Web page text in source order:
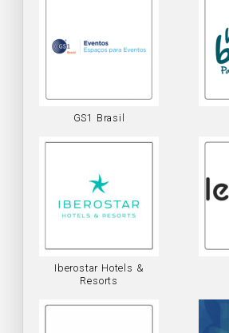
GS1 Brasil
Iberostar Hotels &
Resorts